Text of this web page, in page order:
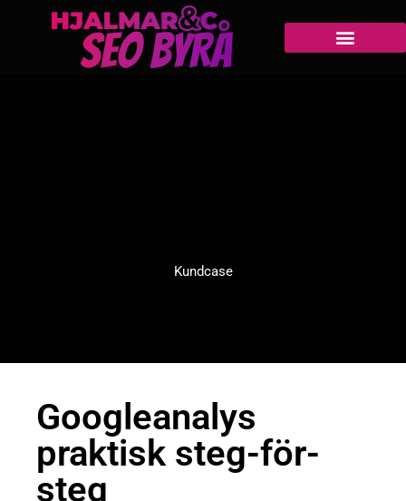
Kundcase
Googleanalys
praktisk steg-för-
steg